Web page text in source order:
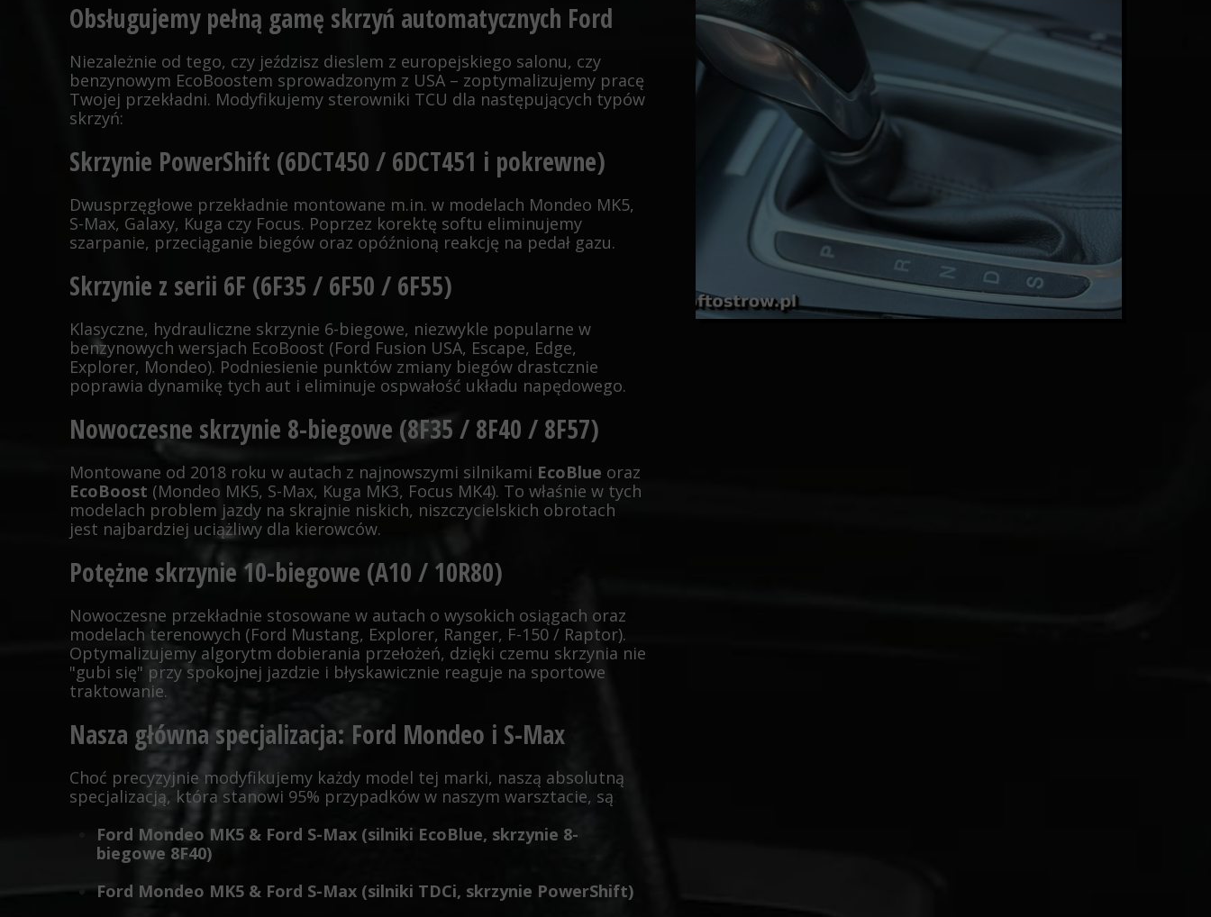
Obsługujemy pełną gamę skrzyń automatycznych Ford
Niezależnie od tego, czy jeździsz dieslem z europejskiego salonu, czy
benzynowym EcoBoostem sprowadzonym z USA – zoptymalizujemy pracę
Twojej przekładni. Modyfikujemy sterowniki TCU dla następujących typów
skrzyń:
Skrzynie PowerShift (6DCT450 / 6DCT451 i pokrewne)
Dwusprzęgłowe przekładnie montowane m.in. w modelach Mondeo MK5,
S-Max, Galaxy, Kuga czy Focus. Poprzez korektę softu eliminujemy
szarpanie, przeciąganie biegów oraz opóźnioną reakcję na pedał gazu.
Skrzynie z serii 6F (6F35 / 6F50 / 6F55)
Klasyczne, hydrauliczne skrzynie 6-biegowe, niezwykle popularne w
benzynowych wersjach EcoBoost (Ford Fusion USA, Escape, Edge,
Explorer, Mondeo). Podniesienie punktów zmiany biegów drastcznie
poprawia dynamikę tych aut i eliminuje ospwałość układu napędowego.
Nowoczesne skrzynie 8-biegowe (8F35 / 8F40 / 8F57)
Montowane od 2018 roku w autach z najnowszymi silnikami EcoBlue oraz
EcoBoost (Mondeo MK5, S-Max, Kuga MK3, Focus MK4). To właśnie w tych
modelach problem jazdy na skrajnie niskich, niszczycielskich obrotach
jest najbardziej uciążliwy dla kierowców.
Potężne skrzynie 10-biegowe (A10 / 10R80)
Nowoczesne przekładnie stosowane w autach o wysokich osiągach oraz
modelach terenowych (Ford Mustang, Explorer, Ranger, F-150 / Raptor).
Optymalizujemy algorytm dobierania przełożeń, dzięki czemu skrzynia nie
"gubi się" przy spokojnej jazdzie i błyskawicznie reaguje na sportowe
traktowanie.
Nasza główna specjalizacja: Ford Mondeo i S-Max
Choć precyzyjnie modyfikujemy każdy model tej marki, naszą absolutną
specjalizacją, która stanowi 95% przypadków w naszym warsztacie, są
Ford Mondeo MK5 & Ford S-Max (silniki EcoBlue, skrzynie 8-
biegowe 8F40)
Ford Mondeo MK5 & Ford S-Max (silniki TDCi, skrzynie PowerShift)